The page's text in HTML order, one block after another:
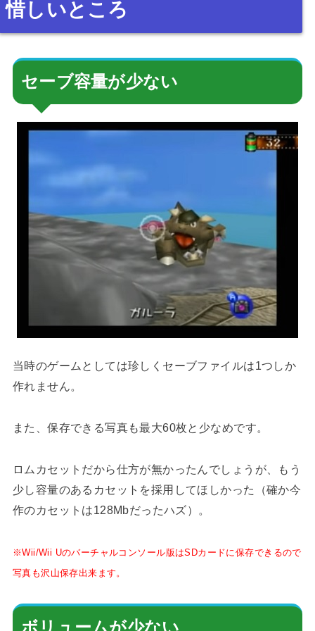
惜しいところ
セーブ容量が少ない
当時のゲームとしては珍しくセーブファイルは1つしか
作れません。
また、保存できる写真も最大60枚と少なめです。
ロムカセットだから仕方が無かったんでしょうが、もう
少し容量のあるカセットを採用してほしかった（確か今
作のカセットは128Mbだったハズ）。
※Wii/Wii Uのバーチャルコンソール版はSDカードに保存できるので
写真も沢山保存出来ます。
ボリュームが少ない